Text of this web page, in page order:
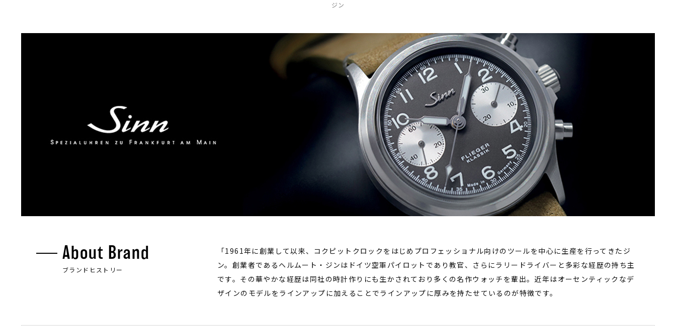
ジン
About Brand
ブランドヒストリー
「1961年に創業して以来、コクピットクロックをはじめプロフェッショナル向けのツールを中心に生産を行ってきたジ
ン。創業者であるヘルムート・ジンはドイツ空軍パイロットであり教官、さらにラリードライバーと多彩な経歴の持ち主
です。その華やかな経歴は同社の時計作りにも生かされており多くの名作ウォッチを輩出。近年はオーセンティックなデ
ザインのモデルをラインアップに加えることでラインアップに厚みを持たせているのが特徴です。